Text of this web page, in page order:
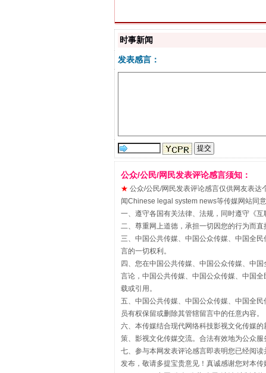
“刷贴”乱象丛生
揭批美国五大"原罪"
时事新闻
发表感言：
公众/公民/网民发表评论感言须知：
★ 公众/公民/网民发表评论感言仅供网友表
闻Chinese legal system news等传媒网站同
一、遵守各国有关法律、法规，同时遵守《互
二、尊重网上道德，承担一切因您的行为而直
三、中国公共传媒、中国公众传媒、中国全
言的一切权利。
四、您在中国公共传媒、中国公众传媒、中
言论，中国公共传媒、中国公众传媒、中国
载或引用。
五、中国公共传媒、中国公众传媒、中国全
员有权保留或删除其管辖留言中的任意内容。
六、本传媒结合现代网络科技影视文化传媒
策、影视文化传媒交流。合法有效地为公众服
七、参与本网发表评论感言即表明您已经阅
发布，敬请多提宝贵意见！真诚感谢您对本